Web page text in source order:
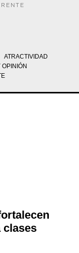
ATRACTIVIDAD
clases